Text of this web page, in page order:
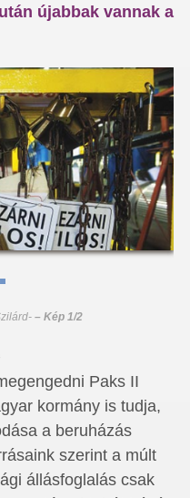
újabbak vannak a
-– Kép 1/2
Paks II
kormány is tudja,
a beruházás
szerint a múlt
állásfoglalás csak